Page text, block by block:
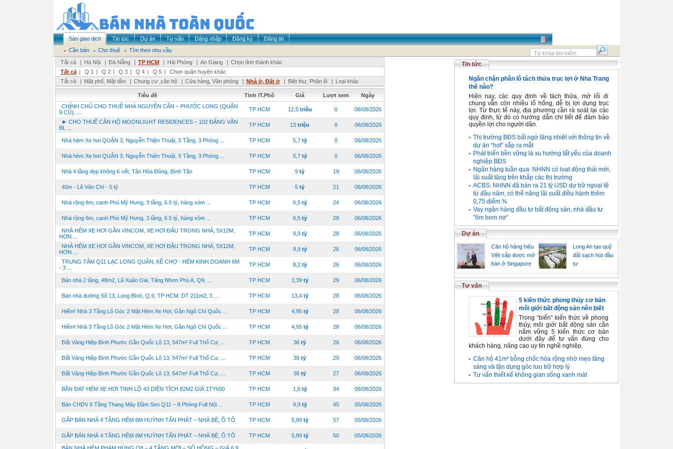
Sàn giao dịch Tin tức Dự án Tư vấn Đăng nhập Đăng ký
Đăng tin
Cần bán
Cho thuê
Tìm theo nhu cầu
Tất cả
| Hà Nội | Đà Nẵng | TP HCM | Hải Phòng | An Giang | Chọn tỉnh thành khác
Tất cả | Q 1 | Q 2 | Q 3 | Q 4 | Q 5 |
Chọn quận huyện khác
Tất cả
| Mặt phố, Mặt tiền | Chung cư ,căn hộ | Cửa hàng, Văn phòng | Nhà ở, Đất ở | Biệt thự, Phân lô | Loại khác
Tiêu đề Tỉnh /T.Phố Giá Lượt xem
Ngày
CHÍNH CHỦ CHO THUÊ NHÀ NGUYÊN CĂN – PHƯỚC LONG (QUẬN
9 CŨ), ...
TP HCM 12,5 triệu 0 06/08/2026
► CHO THUÊ CĂN HỘ MOONLIGHT RESIDENCES – 102 ĐẶNG VĂN
BI, ...
TP HCM 13 triệu 0 06/08/2026
Nhà hẻm Xe hơi QUẬN 3, Nguyễn Thiện Thuật, 5 Tầng, 3 Phòng ... TP HCM 5,7 tỷ 0 06/08/2026
Nhà hẻm Xe hơi QUẬN 3, Nguyễn Thiện Thuật, 5 Tầng, 3 Phòng ... TP HCM 5,7 tỷ 0 06/08/2026
Nhà 4 tầng đẹp không tì vết, Tân Hòa Đông, Bình Tân TP HCM 9 tỷ 19 06/08/2026
40m - Lê Văn Chí - 5 tỷ TP HCM 5 tỷ 21 06/08/2026
Nhà rộng 6m, cạnh Phú Mỹ Hưng, 3 tầng, 6.5 tỷ, hàng xóm ... TP HCM 6,5 tỷ 24 06/08/2026
Nhà rộng 6m, cạnh Phú Mỹ Hưng, 3 tầng, 6.5 tỷ, hàng xóm ... TP HCM 6,5 tỷ 28 06/08/2026
NHÀ HẺM XE HƠI GẦN VINCOM, XE HƠI ĐẬU TRONG NHÀ, 5X12M,
HƠN ...
TP HCM 9,9 tỷ 28 06/08/2026
NHÀ HẺM XE HƠI GẦN VINCOM, XE HƠI ĐẬU TRONG NHÀ, 5X12M,
HƠN ...
TP HCM 9,9 tỷ 26 06/08/2026
TRUNG TÂM Q11 LẠC LONG QUÂN, KỀ CHỢ - HẺM KINH DOANH 6M
- 3 ...
TP HCM 8,2 tỷ 26 06/08/2026
Bán nhà 2 tầng, 48m2, Lã Xuân Oai, Tăng Nhơn Phú A, Q9, ... TP HCM 3,39 tỷ 29 06/08/2026
Bán nhà đường Số 13, Long Bình, Q.9, TP HCM. DT 211m2, 3 ... TP HCM 13,4 tỷ 28 06/08/2026
Hiếm! Nhà 3 Tầng Lô Góc 2 Mặt Hẻm Xe Hơi, Gần Ngô Chí Quốc ... TP HCM 4,95 tỷ 28 06/08/2026
Hiếm! Nhà 3 Tầng Lô Góc 2 Mặt Hẻm Xe Hơi, Gần Ngô Chí Quốc ... TP HCM 4,95 tỷ 28 06/08/2026
Đất Vàng Hiệp Bình Phước Gần Quốc Lộ 13, 547m² Full Thổ Cư, ... TP HCM 36 tỷ 26 06/08/2026
Đất Vàng Hiệp Bình Phước Gần Quốc Lộ 13, 547m² Full Thổ Cư, ... TP HCM 36 tỷ 29 06/08/2026
Đất Vàng Hiệp Bình Phước Gần Quốc Lộ 13, 547m² Full Thổ Cư, ... TP HCM 36 tỷ 27 06/08/2026
BÂN ĐAT HẺM XE HƠI TINH LỘ 43 DIỆN TÍCH 82M2 GIÁ 1TY600 TP HCM 1,6 tỷ 34 06/08/2026
Bán CHDV 6 Tầng Thang Máy Đầm Sen Q11 – 8 Phòng Full Nội ... TP HCM 9,9 tỷ 45 05/08/2026
GẤP BÁN NHÀ 4 TẦNG HẺM 6M HUỲNH TẤN PHÁT – NHÀ BÈ, Ô TÔ TP HCM 5,89 tỷ 57 05/08/2026
GẤP BÁN NHÀ 4 TẦNG HẺM 6M HUỲNH TẤN PHÁT – NHÀ BÈ, Ô TÔ TP HCM 5,89 tỷ 50 05/08/2026
Tin tức
Ngăn chặn phân lô tách thửa trục lợi ở Nha Trang
thế nào?
Hiện nay, các quy định về tách thửa, mở lối đi
chung vẫn còn nhiều lổ hổng, dễ bị lợi dụng trục
lợi. Từ thực tế này, địa phương cần rà soát lại các
quy định, từ đó có hướng dẫn chi tiết để đảm bảo
quyền lợi cho người dân.
Thị trường BĐS bất ngờ tăng nhiệt với thông tin về
dự án “hot” sắp ra mắt
Phát triển bền vững là xu hướng tất yếu của doanh
nghiệp BĐS
Ngân hàng tuần qua: NHNN có loạt động thái mới,
lãi suất tăng trên khắp các thị trường
ACBS: NHNN đã bán ra 21 tỷ USD dự trữ ngoại tệ
từ đầu năm, có thể nâng lãi suất điều hành thêm
0,75 điểm %
Vay ngân hàng đầu tư bất động sản, nhà đầu tư
"ôm bom nợ"
Dự án
Căn hộ hàng hiệu
Việt sắp được mở
bán ở Singapore
Long An tạo quỹ
đất sạch hút đầu
tư
Tư vấn
5 kiến thức phong thủy cơ bản
môi giới bất động sản nên biết
Trong “biển” kiến thức về phong
thủy, môi giới bất động sản cần
nắm vững 5 kiến thức cơ bản
dưới đây để tư vấn đúng cho
khách hàng, nâng cao uy tín nghề nghiệp.
Căn hộ 41m² bỗng chốc hóa rộng nhờ mẹo tăng
sáng và tận dụng góc lưu trữ hợp lý
Tư vấn thiết kế không gian sống xanh mát